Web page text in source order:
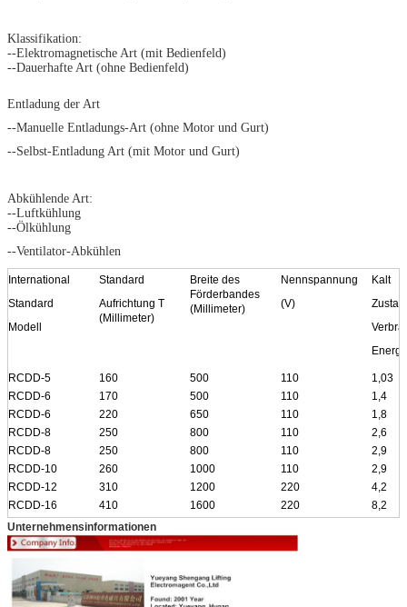
Klassifikation:
--Elektromagnetische Art (mit Bedienfeld)
--Dauerhafte Art (ohne Bedienfeld)
Entladung der Art
--Manuelle Entladungs-Art (ohne Motor und Gurt)
--Selbst-Entladung Art (mit Motor und Gurt)
Abkühlende Art:
--Luftkühlung
--Ölkühlung
--Ventilator-Abkühlen
International
Standard
Modell
Standard
Aufrichtung T
(Millimeter)
Breite des
Förderbandes
(Millimeter)
Nennspannung
(V)
Kalt
RCDD-5 160 500 110
1,03
RCDD-6
170 500 110
1,4
RCDD-6
220 650 110
1,8
RCDD-8
250 800 110
2,6
RCDD-8
250 800 110
2,9
RCDD-10
260 1000 110
2,9
RCDD-12
310 1200 220
4,2
RCDD-16
410 1600 220
8,2
Unternehmensinformationen